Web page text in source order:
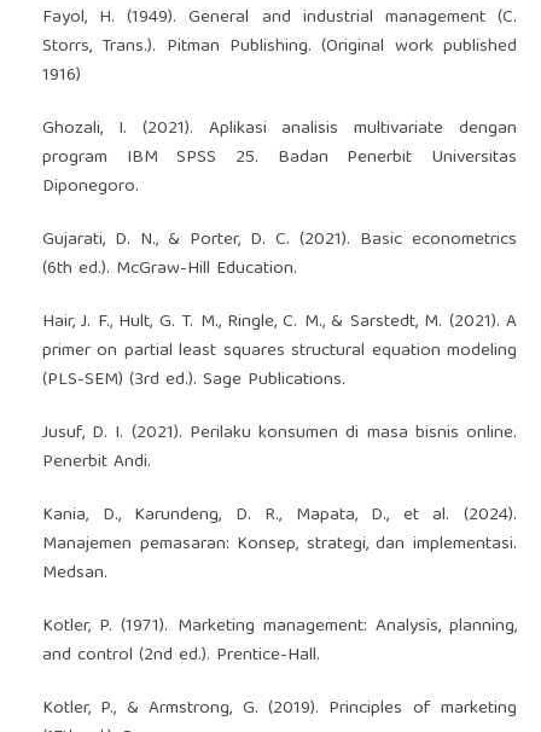
Fayol, H. (1949). General and industrial management (C.
Storrs, Trans.). Pitman Publishing. (Original work published
1916)
Ghozali, I. (2021). Aplikasi analisis multivariate dengan
program IBM SPSS 25. Badan Penerbit Universitas
Diponegoro.
Gujarati, D. N., & Porter, D. C. (2021). Basic econometrics
(6th ed.). McGraw-Hill Education.
Hair, J. F., Hult, G. T. M., Ringle, C. M., & Sarstedt, M. (2021). A
primer on partial least squares structural equation modeling
(PLS-SEM) (3rd ed.). Sage Publications.
Jusuf, D. I. (2021). Perilaku konsumen di masa bisnis online.
Penerbit Andi.
Kania, D., Karundeng, D. R., Mapata, D., et al. (2024).
Manajemen pemasaran: Konsep, strategi, dan implementasi.
Medsan.
Kotler, P. (1971). Marketing management: Analysis, planning,
and control (2nd ed.). Prentice-Hall.
Kotler, P., & Armstrong, G. (2019). Principles of marketing